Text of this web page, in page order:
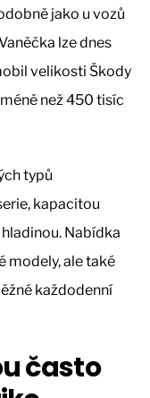
jako u vozů
lze dnes
velikosti Škody
než 450 tisíc
typů
kapacitou
Nabídka
modely, ale také
každodenní
často